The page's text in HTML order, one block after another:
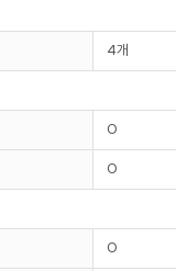
4개
O
O
O